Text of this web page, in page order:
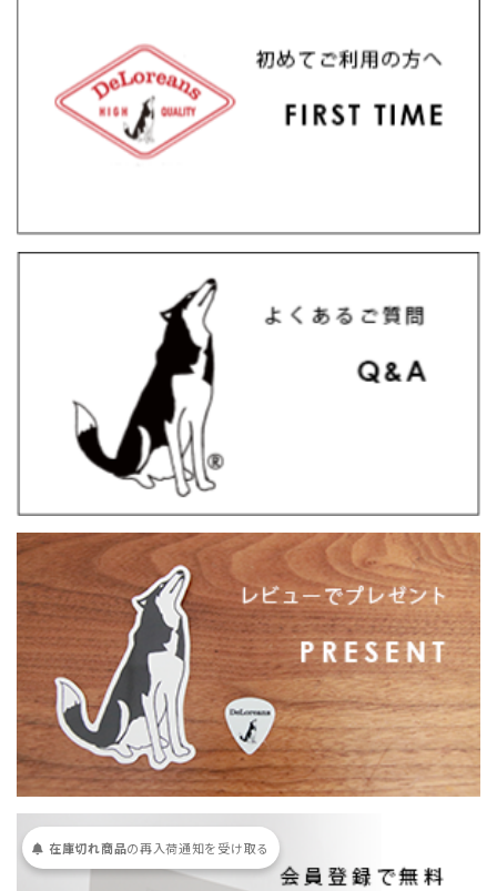
在庫切れ商品の再入荷通知を受け取る